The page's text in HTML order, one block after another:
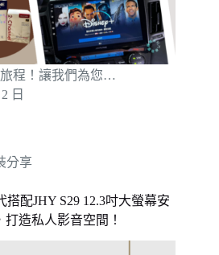
程！讓我們為您…
日
分享
配JHY S29 12.3吋大螢幕安
造私人影音空間！